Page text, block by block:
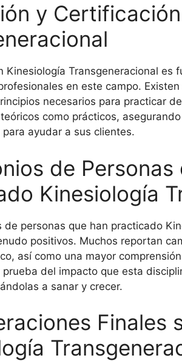
y
Kinesiología Transgeneracional es
en este campo.
necesarios para practicar
como prácticos,
ayudar a sus clientes.
de Personas
Kinesiología
de personas que han practicado
positivos. Muchos reportan
así como una mayor
prueba del impacto que esta
a sanar y crecer.
Finales